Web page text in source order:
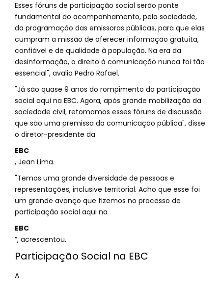
Esses fóruns de participação social serão ponte
fundamental do acompanhamento, pela sociedade,
da programação das emissoras públicas, para que elas
cumpram a missão de oferecer informação gratuita,
confiável e de qualidade à população. Na era da
desinformação, o direito à comunicação nunca foi tão
essencial", avalia Pedro Rafael.
"Já são quase 9 anos do rompimento da participação
social aqui na EBC. Agora, após grande mobilização da
sociedade civil, retomamos esses fóruns de discussão
que são uma premissa da comunicação pública", disse
o diretor-presidente da
EBC
, Jean Lima.
"Temos uma grande diversidade de pessoas e
representações, inclusive territorial. Acho que esse foi
um grande avanço que fizemos no processo de
participação social aqui na
EBC
”, acrescentou.
Participação Social na EBC
A